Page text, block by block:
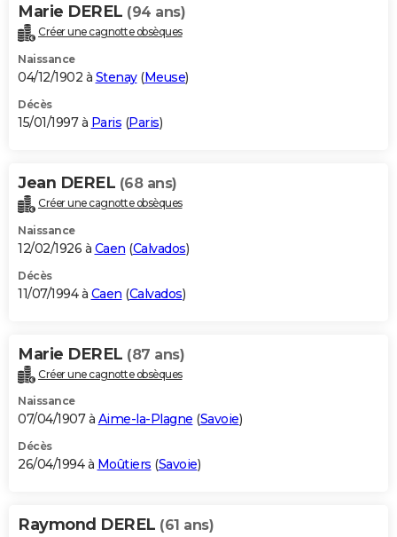
Marie DEREL (94 ans)
Créer une cagnotte obsèques
Naissance
04/12/1902 à Stenay(Meuse)
Décès
15/01/1997 à Paris (Paris)
Jean DEREL (68 ans)
Créer une cagnotte obsèques
Naissance
12/02/1926 à Caen (Calvados)
Décès
11/07/1994 à Caen (Calvados)
Marie DEREL (87 ans)
Créer une cagnotte obsèques
Naissance
07/04/1907 à Aime-la-Plagne (Savoie)
Décès
26/04/1994 à Moûtiers (Savoie)
Raymond DEREL (61 ans)